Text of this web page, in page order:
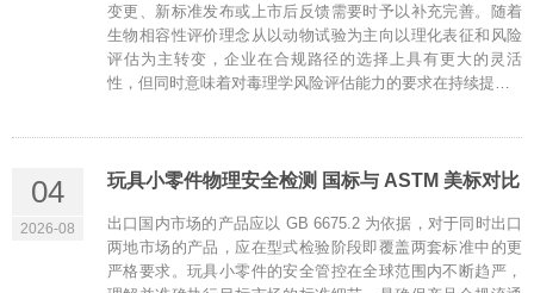
变更、新标准发布或上市后反馈需要时予以补充完善。随着
生物相容性评价理念从以动物试验为主向以理化表征和风险
评估为主转变，企业在合规路径的选择上具有更大的灵活
性，但同时意味着对毒理学风险评估能力的要求在持续提…
04
2026-08
玩具小零件物理安全检测 国标与 ASTM 美标对比
出口国内市场的产品应以 GB 6675.2 为依据，对于同时出口
两地市场的产品，应在型式检验阶段即覆盖两套标准中的更
严格要求。玩具小零件的安全管控在全球范围内不断趋严，